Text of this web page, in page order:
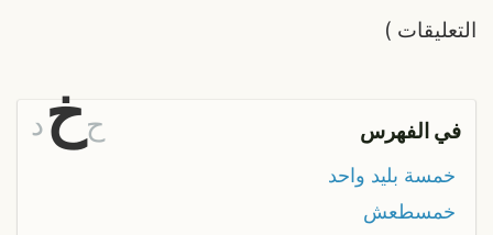
التعليقات )
في الفهرس حخ د
خمسة بليد واحد
خمسطعش